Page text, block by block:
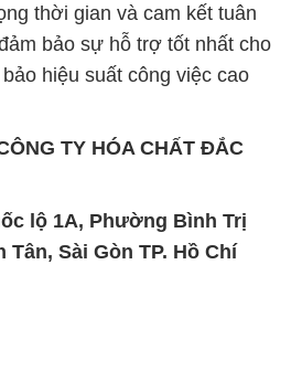
thời gian và cam kết tuân
bảo sự hỗ trợ tốt nhất cho
hiệu suất công việc cao
TY HÓA CHẤT ĐẮC
lộ 1A, Phường Bình Trị
Sài Gòn TP. Hồ Chí